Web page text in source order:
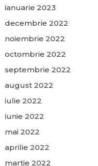
ianuarie 2023
decembrie 2022
noiembrie 2022
octombrie 2022
septembrie 2022
august 2022
iulie 2022
iunie 2022
mai 2022
aprilie 2022
martie 2022